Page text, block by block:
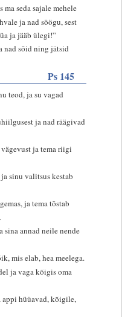
ma seda sajale mehele
ja nad söögu, sest
ja jääb ülegi!”
nad sõid ning jätsid
Ps 145
teod, ja su vagad
ja nad räägivad
ja tema riigi
sinu valitsus kestab
ja tema tõstab
annad neile nende
mis elab, hea meelega.
ja vaga kõigis oma
hüüavad, kõigile,